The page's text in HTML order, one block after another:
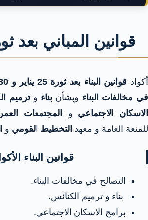
قوانين المباني بعد
أكواد قوانين البناء بعد ثورة 25 يناير و 30 يونيو
في مخالفات البناء وبشأنبناء وترميم
الاسكان الاجتماعي و المجتمعات
للمنعة العامة و معهد التخطيط القومي و
قوانين البناء
التصالح في مخالفات البناء.
بناء و ترميم الكنائس.
برامج الاسكان الاجتماعي.